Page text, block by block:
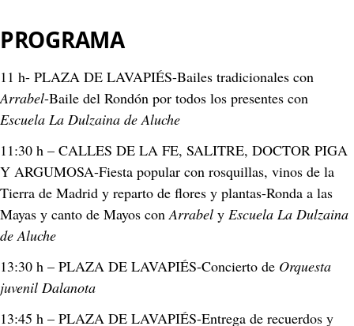
PROGRAMA
11 h- PLAZA DE LAVAPIÉS-Bailes tradicionales con
Arrabel-Baile del Rondón por todos los presentes con
Escuela La Dulzaina de Aluche
11:30 h – CALLES DE LA FE, SALITRE, DOCTOR PIGA
Y ARGUMOSA-Fiesta popular con rosquillas, vinos de la
Tierra de Madrid y reparto de flores y plantas-Ronda a las
Mayas y canto de Mayos con Arrabel y Escuela La Dulzaina
de Aluche
13:30 h – PLAZA DE LAVAPIÉS-Concierto de Orquesta
juvenil Dalanota
13:45 h – PLAZA DE LAVAPIÉS-Entrega de recuerdos y